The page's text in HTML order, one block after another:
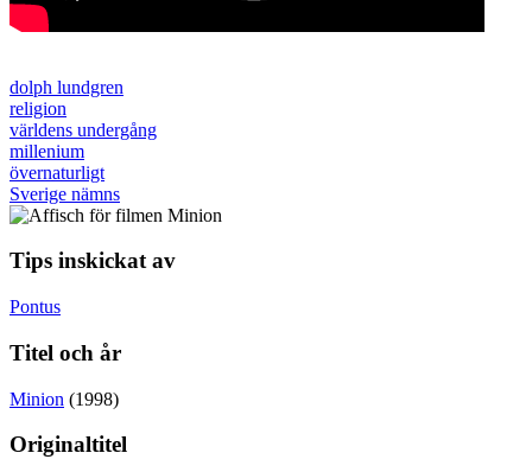
dolph lundgren
religion
världens undergång
millenium
övernaturligt
Sverige nämns
Tips inskickat av
Pontus
Titel och år
Minion (1998)
Originaltitel